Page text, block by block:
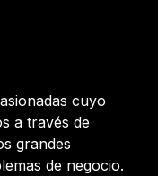
cuyo
a través de
grandes
de negocio.